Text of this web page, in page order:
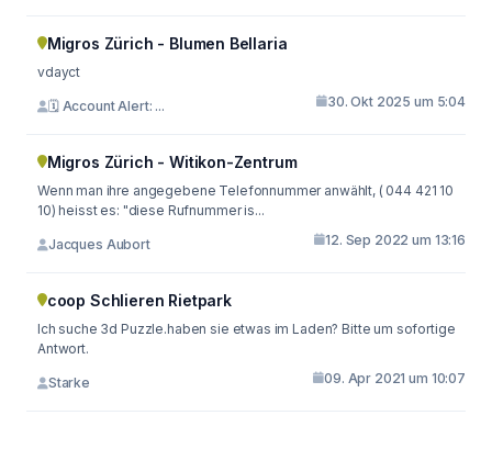
Migros Zürich - Blumen Bellaria
vdayct
🗓 Account Alert: ... 30. Okt 2025 um 5:04
Migros Zürich - Witikon-Zentrum
Wenn man ihre angegebene Telefonnummer anwählt, ( 044 421 10
10) heisst es: "diese Rufnummer is...
Jacques Aubort 12. Sep 2022 um 13:16
coop Schlieren Rietpark
Ich suche 3d Puzzle.haben sie etwas im Laden? Bitte um sofortige
Antwort.
Starke 09. Apr 2021 um 10:07